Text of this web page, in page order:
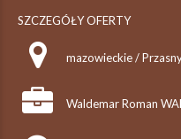
SZCZEGÓŁY OFERTY
mazowieckie /
Waldemar Roman